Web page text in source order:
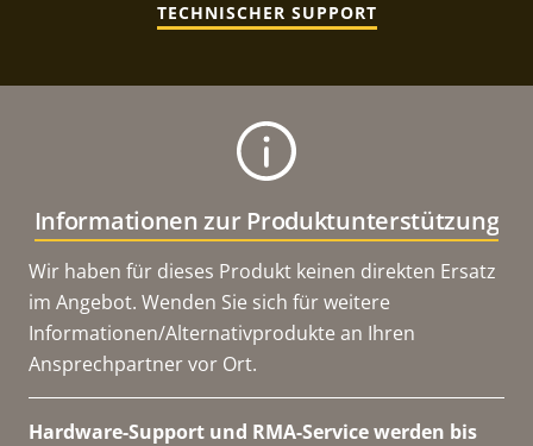
TECHNISCHER SUPPORT
Informationen zur Produktunterstützung
Wir haben für dieses Produkt keinen direkten Ersatz
im Angebot. Wenden Sie sich für weitere
Informationen/Alternativprodukte an Ihren
Ansprechpartner vor Ort.
Hardware-Support und RMA-Service werden bis